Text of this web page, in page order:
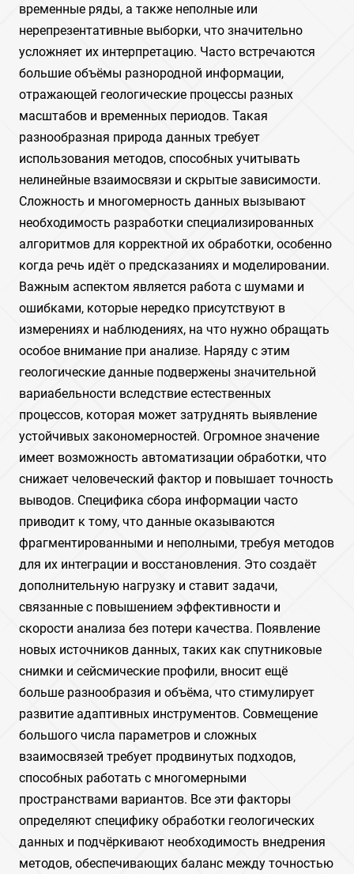
временные ряды, а также неполные или
нерепрезентативные выборки, что значительно
усложняет их интерпретацию. Часто встречаются
большие объёмы разнородной информации,
отражающей геологические процессы разных
масштабов и временных периодов. Такая
разнообразная природа данных требует
использования методов, способных учитывать
нелинейные взаимосвязи и скрытые зависимости.
Сложность и многомерность данных вызывают
необходимость разработки специализированных
алгоритмов для корректной их обработки, особенно
когда речь идёт о предсказаниях и моделировании.
Важным аспектом является работа с шумами и
ошибками, которые нередко присутствуют в
измерениях и наблюдениях, на что нужно обращать
особое внимание при анализе. Наряду с этим
геологические данные подвержены значительной
вариабельности вследствие естественных
процессов, которая может затруднять выявление
устойчивых закономерностей. Огромное значение
имеет возможность автоматизации обработки, что
снижает человеческий фактор и повышает точность
выводов. Специфика сбора информации часто
приводит к тому, что данные оказываются
фрагментированными и неполными, требуя методов
для их интеграции и восстановления. Это создаёт
дополнительную нагрузку и ставит задачи,
связанные с повышением эффективности и
скорости анализа без потери качества. Появление
новых источников данных, таких как спутниковые
снимки и сейсмические профили, вносит ещё
больше разнообразия и объёма, что стимулирует
развитие адаптивных инструментов. Совмещение
большого числа параметров и сложных
взаимосвязей требует продвинутых подходов,
способных работать с многомерными
пространствами вариантов. Все эти факторы
определяют специфику обработки геологических
данных и подчёркивают необходимость внедрения
методов, обеспечивающих баланс между точностью